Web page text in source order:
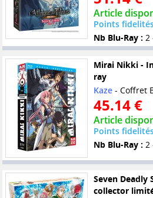
Article
Points
Nb Blu-Ray : 2
Mirai Nikki -
ray
Kaze- Coffret
45.14 €
Article
Points
Nb Blu-Ray : 2
Seven Deadly
collector